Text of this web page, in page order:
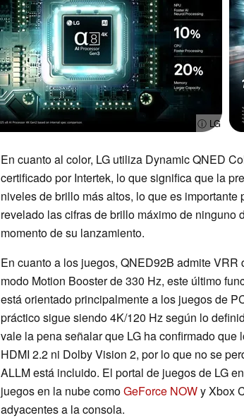
ⓘ LG
En cuanto al color, LG utiliza Dynamic QNED
certificado por Intertek, lo que significa que la
niveles de brillo más altos, lo que es
revelado las cifras de brillo máximo de ninguno
momento de su lanzamiento.
En cuanto a los juegos, QNED92B admite VRR
modo Motion Booster de 330 Hz, este último
está orientado principalmente a los juegos de
práctico sigue siendo 4K/120 Hz según lo
vale la pena señalar que LG ha confirmado
HDMI 2.2 ni Dolby Vision 2, por lo que no se
ALLM está incluido. El portal de juegos de LG
juegos en la nube comoGeForce NOWy Xbox
adyacentes a la consola.